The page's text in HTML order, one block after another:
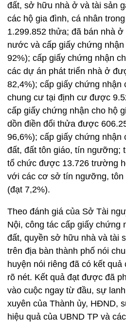
đất, sở hữu nhà ở và tài sản
các hộ gia đình, cá nhân
1.299.852 thửa; đã bán nhà
nước và cấp giấy chứng
92%); cấp giấy chứng nhận
các dự án phát triển nhà ở
82,4%); cấp giấy chứng
chung cư tại định cư được
cấp giấy chứng nhận cho hộ
dồn điền đổi thửa được
96,6%); cấp giấy chứng nhận
đất, đất tôn giáo, tín ngưỡng;
tổ chức được 13.726 trường
với các cơ sở tín ngưỡng, tôn
(đạt 7,2%).
Theo đánh giá của Sở Tài
Nội, công tác cấp giấy chứng
đất, quyền sở hữu nhà và tài
trên địa bàn thành phố nói
huyện nói riêng đã có kết
rõ nét. Kết quả đạt được đã
vào cuộc ngay từ đầu, sự
xuyên của Thành ủy, HĐND,
hiệu quả của UBND TP và